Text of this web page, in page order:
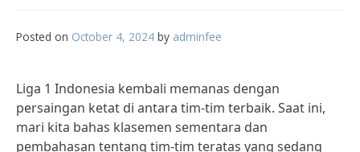
Posted on October 4, 2024 by adminfee
Liga 1 Indonesia kembali memanas dengan
persaingan ketat di antara tim-tim terbaik. Saat ini,
mari kita bahas klasemen sementara dan
pembahasan tentang tim-tim teratas yang sedang